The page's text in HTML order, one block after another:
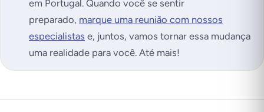
em Portugal. Quando você se sentir
preparado, marque uma reunião com nossos
especialistas e, juntos, vamos tornar essa mudança
uma realidade para você. Até mais!